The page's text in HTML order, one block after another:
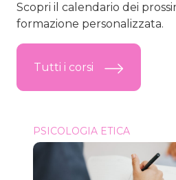
Scopri il calendario dei
formazione personalizzata.
Tutti i corsi
Sessuologia &#8211;
PSICOLOGIA ETICA